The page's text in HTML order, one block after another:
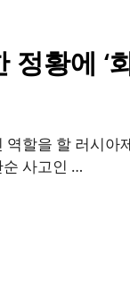
황에 ‘
할을 할 러시
순 사고인 …